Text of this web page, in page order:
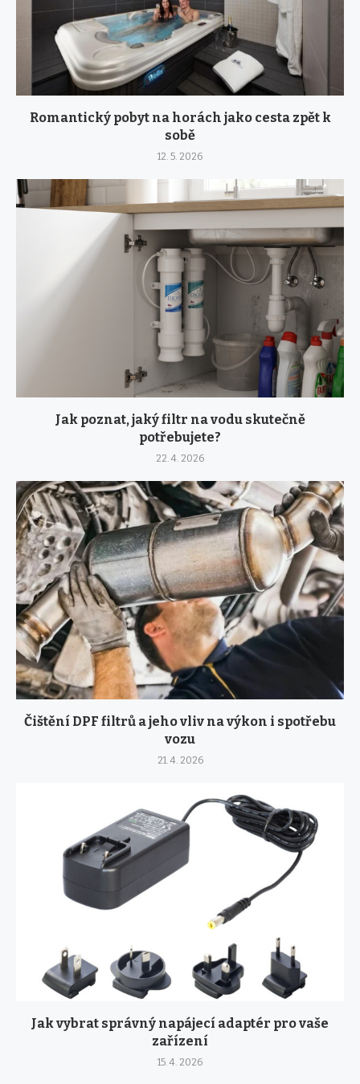
Romantický pobyt na horách jako cesta zpět k
sobě
12. 5. 2026
Jak poznat, jaký filtr na vodu skutečně
potřebujete?
22. 4. 2026
Čištění DPF filtrů a jeho vliv na výkon i spotřebu
vozu
21. 4. 2026
Jak vybrat správný napájecí adaptér pro vaše
zařízení
15. 4. 2026